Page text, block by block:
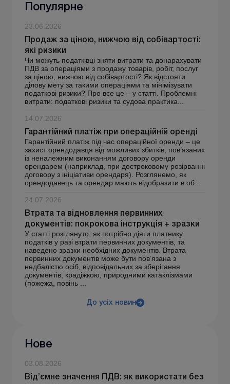
Популярне
23.06.2026
Продаж за ціною, нижчою від собівартості:
які ризики
Чи можуть податківці зняти витрати та донарахувати
ПДВ за операціями з продажу товарів, робіт, послуг
за ціною, нижчою від собівартості? Як відстояти
ділову мету за такими операціями та мінімізувати
податкові ризики? Про все це – у статті. Проблемні
витрати: податкові ризики та судова практика...
14.07.2026
Гарантійний платіж при операційній оренді
Гарантійний платіж під час операційної оренди – це
захист орендодавця від можливих збитків, пов’язаних
із неналежним виконанням договору оренди
орендарем (наприклад, при достроковому розірванні
договору з ініціативи орендаря). Розглянемо, як
орендодавець та орендар мають відобразити в об...
24.07.2026
Втрата та відновлення первинних
документів: покрокова інструкція + зразки
У статті розглянуто, як потрібно діяти платнику
податків у разі втрати первинних документів, та
наведено зразки необхідних документів. Втрата
первинних документів може бути пов’язана з
недбалістю осіб, відповідальних за зберігання
документів, крадіжкою, природними катаклізмами
(пожежа, повінь ...
До усіх новин
Нове
03.08.2026
Від’ємне значення ПДВ: як використати без